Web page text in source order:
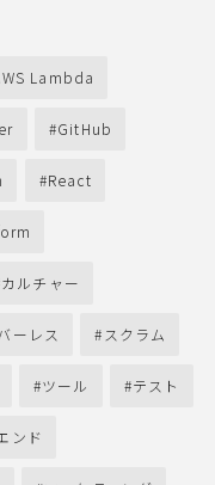
Lambda
GitHub
React
カルチャー
ーレス スクラム
ツール テスト
ンド